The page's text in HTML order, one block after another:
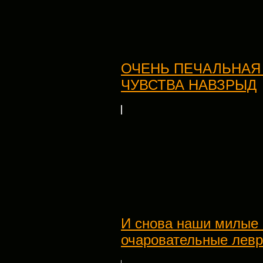
ОЧЕНЬ
ЧУВСТВА НАВЗРЫД
И снова наши милые
очаровательные